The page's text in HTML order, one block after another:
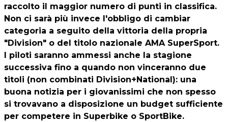
raccolto il maggior numero di punti in classifica.
Non ci sarà più invece l'obbligo di cambiar
categoria a seguito della vittoria della propria
"Division" o del titolo nazionale AMA SuperSport.
I piloti saranno ammessi anche la stagione
successiva fino a quando non vinceranno due
titoli (non combinati Division+National): una
buona notizia per i giovanissimi che non spesso
si trovavano a disposizione un budget sufficiente
per competere in Superbike o SportBike.